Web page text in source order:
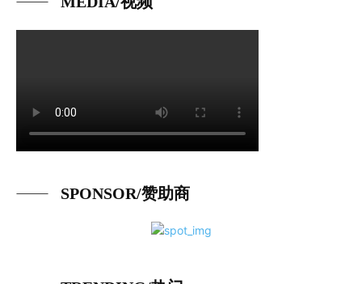
SPONSOR/赞助商